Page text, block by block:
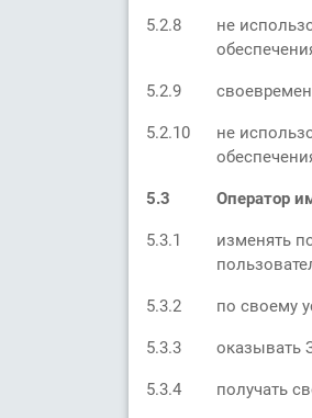
5.2.8
не
5.2.9
5.2.10
не
5.3 Оператор
5.3.1
изменять
5.3.2 по своему
5.3.3 оказывать
5.3.4 получать